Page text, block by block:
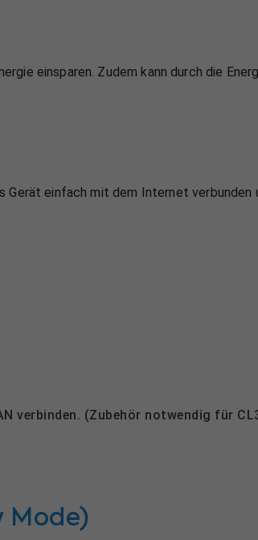
einsparen. Zudem kann durch die
Gerät einfach mit dem Internet
verbinden. (Zubehör notwendig für
Mode)